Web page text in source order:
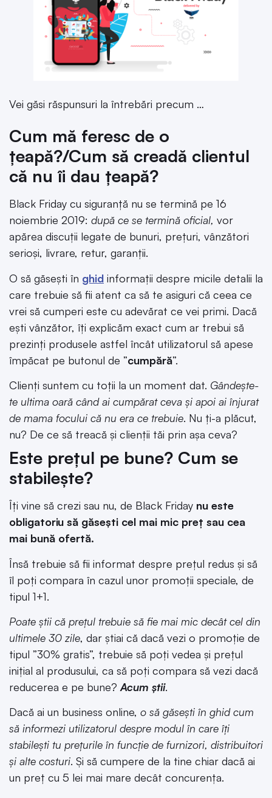
Vei găsi răspunsuri la întrebări precum …
Cum mă feresc de o
țeapă?/Cum să creadă clientul
că nu îi dau țeapă?
Black Friday cu siguranță nu se termină pe 16
noiembrie 2019: după ce se termină oficial, vor
apărea discuții legate de bunuri, prețuri, vânzători
serioși, livrare, retur, garanții.
O să găsești în ghid informații despre micile detalii la
care trebuie să fii atent ca să te asiguri că ceea ce
vrei să cumperi este cu adevărat ce vei primi. Dacă
ești vânzător, îți explicăm exact cum ar trebui să
prezinți produsele astfel încât utilizatorul să apese
împăcat pe butonul de ”cumpără”.
Clienți suntem cu toții la un moment dat. Gândește-
te ultima oară când ai cumpărat ceva și apoi ai înjurat
de mama focului că nu era ce trebuie. Nu ți-a plăcut,
nu? De ce să treacă și clienții tăi prin așa ceva?
Este prețul pe bune? Cum se
stabilește?
Îți vine să crezi sau nu, de Black Friday nu este
obligatoriu să găsești cel mai mic preț sau cea
mai bună ofertă.
Însă trebuie să fii informat despre prețul redus și să
îl poți compara în cazul unor promoții speciale, de
tipul 1+1.
Poate știi că prețul trebuie să fie mai mic decât cel din
ultimele 30 zile, dar știai că dacă vezi o promoție de
tipul ”30% gratis”, trebuie să poți vedea și prețul
inițial al produsului, ca să poți compara să vezi dacă
reducerea e pe bune? Acum știi.
Dacă ai un business online, o să găsești în ghid cum
să informezi utilizatorul despre modul în care îți
stabilești tu prețurile în funcție de furnizori, distribuitori
și alte costuri. Și să cumpere de la tine chiar dacă ai
un preț cu 5 lei mai mare decât concurența.